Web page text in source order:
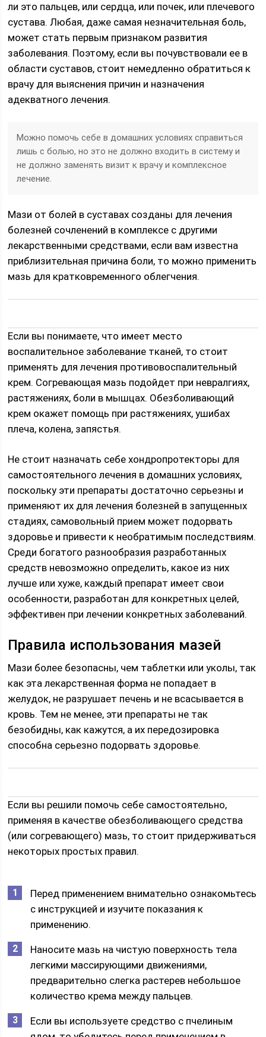
ли это пальцев, или сердца, или почек, или плечевого
сустава. Любая, даже самая незначительная боль,
может стать первым признаком развития
заболевания. Поэтому, если вы почувствовали ее в
области суставов, стоит немедленно обратиться к
врачу для выяснения причин и назначения
адекватного лечения.
Можно помочь себе в домашних условиях справиться
лишь с болью, но это не должно входить в систему и
не должно заменять визит к врачу и комплексное
лечение.
Мази от болей в суставах созданы для лечения
болезней сочленений в комплексе с другими
лекарственными средствами, если вам известна
приблизительная причина боли, то можно применить
мазь для кратковременного облегчения.
Если вы понимаете, что имеет место
воспалительное заболевание тканей, то стоит
применять для лечения противовоспалительный
крем. Согревающая мазь подойдет при невралгиях,
растяжениях, боли в мышцах. Обезболивающий
крем окажет помощь при растяжениях, ушибах
плеча, колена, запястья.
Не стоит назначать себе хондропротекторы для
самостоятельного лечения в домашних условиях,
поскольку эти препараты достаточно серьезны и
применяют их для лечения болезней в запущенных
стадиях, самовольный прием может подорвать
здоровье и привести к необратимым последствиям.
Среди богатого разнообразия разработанных
средств невозможно определить, какое из них
лучше или хуже, каждый препарат имеет свои
особенности, разработан для конкретных целей,
эффективен при лечении конкретных заболеваний.
Правила использования мазей
Мази более безопасны, чем таблетки или уколы, так
как эта лекарственная форма не попадает в
желудок, не разрушает печень и не всасывается в
кровь. Тем не менее, эти препараты не так
безобидны, как кажутся, а их передозировка
способна серьезно подорвать здоровье.
Если вы решили помочь себе самостоятельно,
применяя в качестве обезболивающего средства
(или согревающего) мазь, то стоит придерживаться
некоторых простых правил.
Перед применением внимательно ознакомьтесь
с инструкцией и изучите показания к
применению.
Наносите мазь на чистую поверхность тела
легкими массирующими движениями,
предварительно слегка растерев небольшое
количество крема между пальцев.
Если вы используете средство с пчелиным